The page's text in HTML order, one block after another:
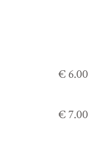
€ 6.00
€ 7.00